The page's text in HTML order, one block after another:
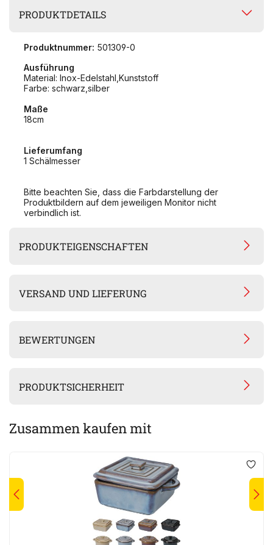
PRODUKTDETAILS
Produktnummer: 501309-0
Ausführung
Material: Inox-Edelstahl,Kunststoff
Farbe: schwarz,silber
Maße
18cm
Lieferumfang
1 Schälmesser
Bitte beachten Sie, dass die Farbdarstellung der
Produktbildern auf dem jeweiligen Monitor nicht
verbindlich ist.
PRODUKTEIGENSCHAFTEN
VERSAND UND LIEFERUNG
BEWERTUNGEN
PRODUKTSICHERHEIT
Zusammen kaufen mit